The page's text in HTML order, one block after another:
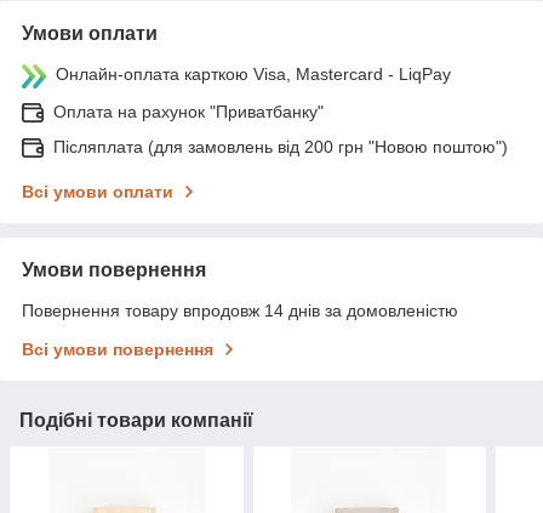
Умови оплати
Онлайн-оплата карткою Visa, Mastercard - LiqPay
Оплата на рахунок "Приватбанку"
Післяплата (для замовлень від 200 грн "Новою поштою")
Всі умови оплати
Умови повернення
Повернення товару впродовж 14 днів за домовленістю
Всі умови повернення
Подібні товари компанії